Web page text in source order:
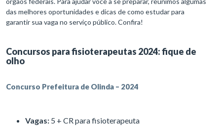
das melhores oportunidades e dicas de como estudar para
garantir sua vaga no serviço público. Confira!
Concursos para fisioterapeutas 2024: fique de
olho
Concurso Prefeitura de Olinda – 2024
Vagas: 5 + CR para fisioterapeuta